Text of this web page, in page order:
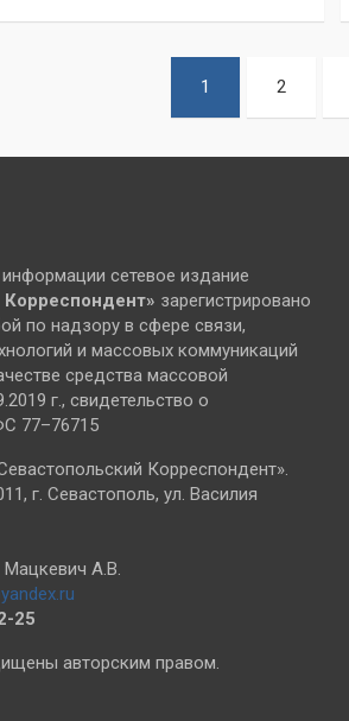
1 2
сетевое издание
Корреспондент» зарегистрировано
по надзору в сфере связи,
и массовых коммуникаций
средства массовой
г., свидетельство о
77–76715
Корреспондент».
г. Севастополь, ул. Василия
Мацкевич А.В.
25
авторским правом.